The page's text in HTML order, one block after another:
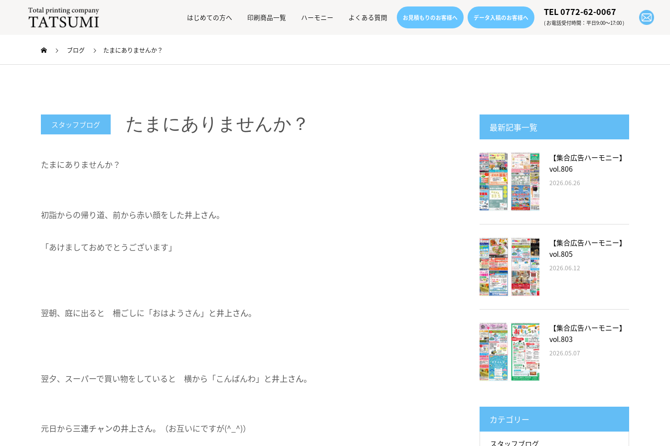
はじめての方へ 印刷商品一覧 ハーモニー よくある質問 お見積もりのお客様へ データ入稿のお客様へ TEL 0772-62-0067
( お電話受付時間：平日9:00〜17:00 )
ブログ たまにありませんか？
スタッフブログ たまにありませんか？
たまにありませんか？
初詣からの帰り道、前から赤い顔をした井上さん。
「あけましておめでとうございます」
翌朝、庭に出ると 柵ごしに「おはようさん」と井上さん。
翌夕、スーパーで買い物をしていると 横から「こんばんわ」と井上さん。
元日から三連チャンの井上さん。（お互いにですが(^_^)）
最新記事一覧
【集合広告ハーモニー】
vol.806
2026.06.26
【集合広告ハーモニー】
vol.805
2026.06.12
【集合広告ハーモニー】
vol.803
2026.05.07
カテゴリー
スタッフブログ